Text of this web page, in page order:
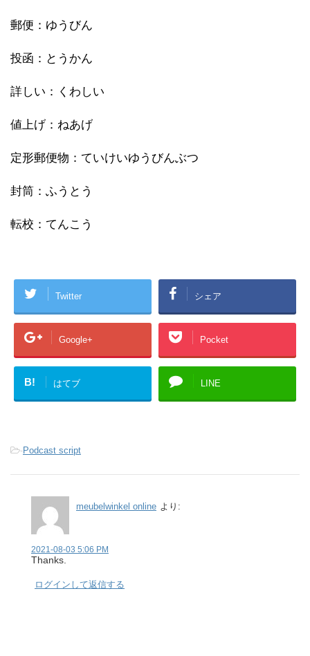
郵便：ゆうびん
投函：とうかん
詳しい：くわしい
値上げ：ねあげ
定形郵便物：ていけいゆうびんぶつ
封筒：ふうとう
転校：てんこう
Twitter シェア
Google+ Pocket
B! はてブ LINE
-Podcast script
meubelwinkel online より:
2021-08-03 5:06 PM
Thanks.
ログインして返信する